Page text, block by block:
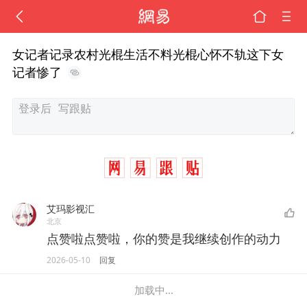
女记者记录农村光棍生活不料光棍心怀不轨这下女
记者惨了
艾玛影视汇
北京
点赞啦点赞啦，你的赞是我继续创作的动力
2026-05-10 回复
加载中...